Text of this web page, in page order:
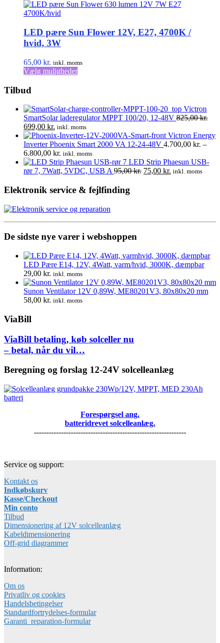
var:
116,00 kr..
er:
har
Mulighederne
varesiden
LED pære Sun Flower 12V, E27, 4700K /
hvid, 3W
65,00 kr. inkl. moms
Vælg mulighederDette
varianter.
Mulighederne
kan
vælges
på
varesiden
Tilbud
Victron
SmartSolar laderegulator MPPT 100/20, 12-48V 825,00kr.
Den
oprindelige
pris
var:
825,00 kr..
699,00 kr. Den
aktuelle
pris
er:
699,00 kr..
inkl. moms
Victron Energy
Inverter Phoenix Smart 2000 VA 12-24-48V 4.700,00 kr. –
6.800,00 kr. Prisinterval:
4.700,00 kr.
til
inkl. moms
LED Strip Phaesun USB-
rør 7, 7Watt, 5VDC, USB A 95,00kr. Den
75,00 kr. Den
inkl. moms
Elektronik service & fejlfinding
De sidste nye varer i webshoppen
LED Pære E14, 12V, 4Watt, varm/hvid, 3000K, dæmpbar
29,00 kr. inkl. moms
Sunon Ventilator 12V 0,89W, ME80201V3, 80x80x20 mm
58,00 kr. inkl. moms
ViaBill
ViaBill betaling, køb solceller nu
– betal, når du vil…
Beregning og forslag 12-24V solcelleanlæg
Forespørgsel ang.
batteridrevet solcelleanlæg.
--------------------------------------------------------------
Service og support:
Kontakt os
Indkøbskurv
Kasse/Checkout
Min conto
Tilbud
Dimensionering af 12V solcelleanlæg
Kabeldimensionering
Off-grid diagrammer
Information:
Om os
Privatliv og cookies
Handelsbetingelser
Standardfortrydelses-formular
Garanti_reparation-formular